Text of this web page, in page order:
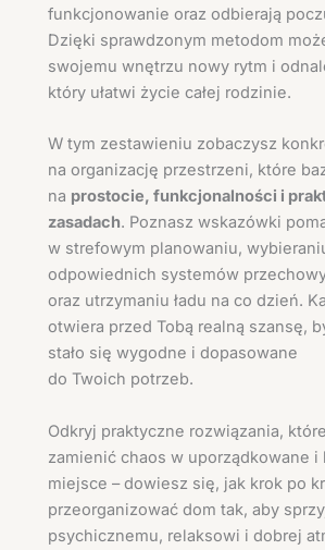
funkcjonowanie oraz odbierają
Dzięki sprawdzonym metodom
swojemu wnętrzu nowy rytm i
który ułatwi życie całej rodzinie.
W tym zestawieniu zobaczysz
na organizację przestrzeni, które
na prostocie, funkcjonalności i
zasadach. Poznasz wskazówki
w strefowym planowaniu,
odpowiednich systemów
oraz utrzymaniu ładu na co dzień.
otwiera przed Tobą realną szansę,
stało się wygodne i dopasowane
do Twoich potrzeb.
Odkryj praktyczne rozwiązania,
zamienić chaos w uporządkowane i
miejsce – dowiesz się, jak krok po
przeorganizować dom tak, aby
psychicznemu, relaksowi i dobrej